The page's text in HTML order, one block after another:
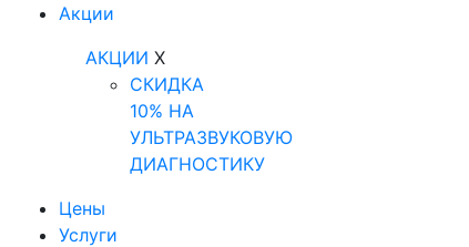
Акции
АКЦИИ X
СКИДКА
10% НА
УЛЬТРАЗВУКОВУЮ
ДИАГНОСТИКУ
Цены
Услуги